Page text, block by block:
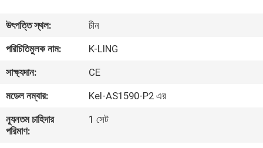
আমাদের
সম্বন্ধে
কারখানা
পরিদর্শন
উৎপত্তি স্থল:
চীন
পরিচিতিমুলক নাম:
K-LING
সাক্ষ্যদান:
CE
মডেল নম্বার:
Kel-AS1590-P2 এর
ন্যূনতম চাহিদার
পরিমাণ:
1 সেট